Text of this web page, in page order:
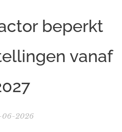
beperkt
vanaf
2026